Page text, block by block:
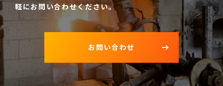
軽にお問い合わせください。
お問い合わせ